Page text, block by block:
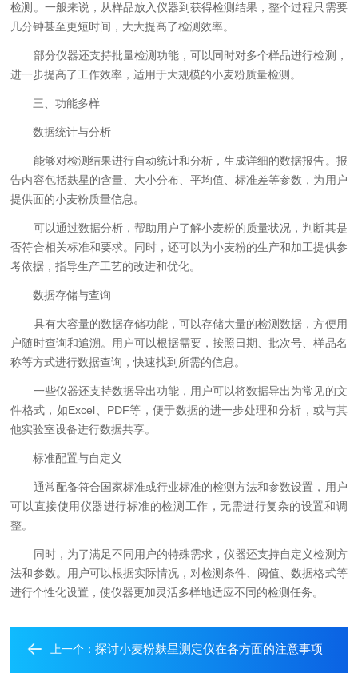
检测。一般来说，从样品放入仪器到获得检测结果，整个过程只需要
几分钟甚至更短时间，大大提高了检测效率。
部分仪器还支持批量检测功能，可以同时对多个样品进行检测，
进一步提高了工作效率，适用于大规模的小麦粉质量检测。
三、功能多样
数据统计与分析
能够对检测结果进行自动统计和分析，生成详细的数据报告。报
告内容包括麸星的含量、大小分布、平均值、标准差等参数，为用户
提供面的小麦粉质量信息。
可以通过数据分析，帮助用户了解小麦粉的质量状况，判断其是
否符合相关标准和要求。同时，还可以为小麦粉的生产和加工提供参
考依据，指导生产工艺的改进和优化。
数据存储与查询
具有大容量的数据存储功能，可以存储大量的检测数据，方便用
户随时查询和追溯。用户可以根据需要，按照日期、批次号、样品名
称等方式进行数据查询，快速找到所需的信息。
一些仪器还支持数据导出功能，用户可以将数据导出为常见的文
件格式，如Excel、PDF等，便于数据的进一步处理和分析，或与其
他实验室设备进行数据共享。
标准配置与自定义
通常配备符合国家标准或行业标准的检测方法和参数设置，用户
可以直接使用仪器进行标准的检测工作，无需进行复杂的设置和调
整。
同时，为了满足不同用户的特殊需求，仪器还支持自定义检测方
法和参数。用户可以根据实际情况，对检测条件、阈值、数据格式等
进行个性化设置，使仪器更加灵活多样地适应不同的检测任务。
上一个：探讨小麦粉麸星测定仪在各方面的注意事项